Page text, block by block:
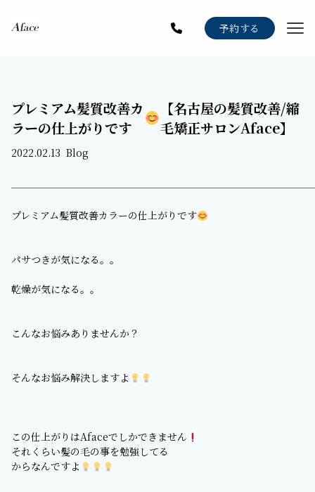
予約する
News
プレミアム髪質改善カ
ラーの仕上がりです
【名古屋の髪質改善/縮
毛矯正サロンAface】
2022.02.13 Blog
プレミアム髪質改善カラーの仕上がりです
パサつきが気になる。。
乾燥が気になる。。
こんなお悩みありませんか？
そんなお悩み解決しますよ
この仕上がりはAfaceでしかできません
それくらい髪の毛の事を勉強してる
からなんですよ